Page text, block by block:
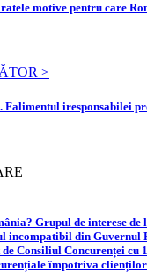
motive pentru care
>
Falimentul iresponsabilei
Grupul de interese
incompatibil din Guvernul
de Consiliul Concurenței cu
împotriva clienților